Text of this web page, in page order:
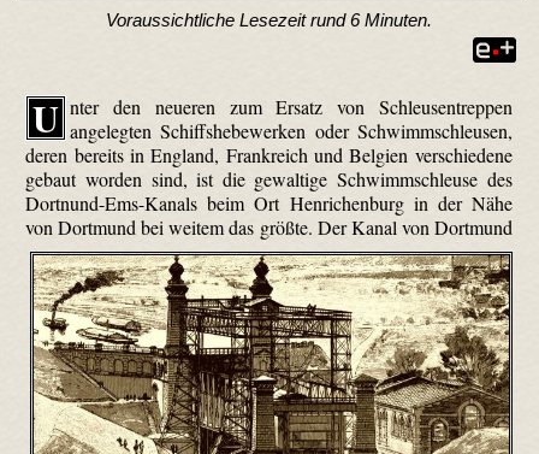
Voraussichtliche Lesezeit rund 6 Minuten.
U nter den neueren zum Ersatz von Schleusentreppen
angelegten Schiffshebewerken oder Schwimmschleusen,
deren bereits in England, Frankreich und Belgien verschiedene
gebaut worden sind, ist die gewaltige Schwimmschleuse des
Dortnund-Ems-Kanals beim Ort Henrichenburg in der Nähe
von Dortmund bei weitem das größte. Der Kanal von Dortmund